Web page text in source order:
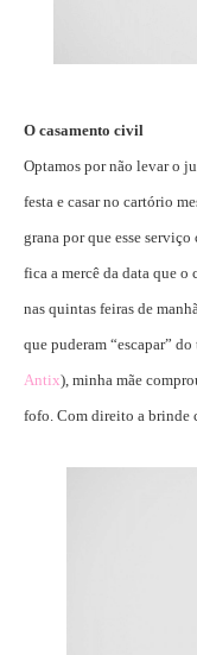
O casamento civil
Optamos por não levar o
festa e casar no cartório
grana por que esse
fica a mercê da data que o
nas quintas feiras de
que puderam “escapar”
Antix), minha mãe
fofo. Com direito a brinde